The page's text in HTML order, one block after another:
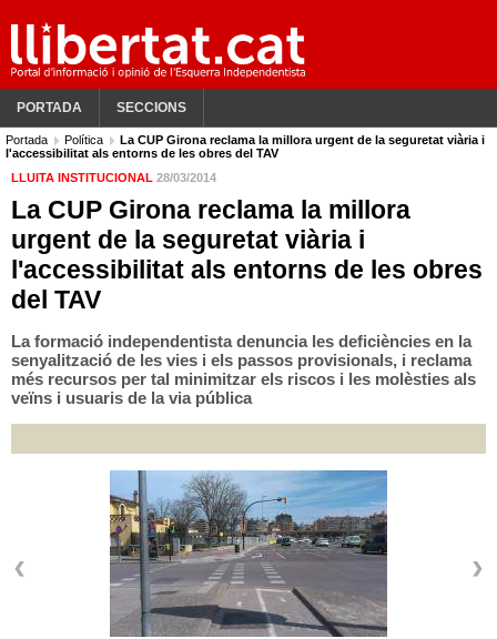
PORTADA SECCIONS
Portada Política
La CUP Girona reclama la millora urgent de la seguretat viària i
l'accessibilitat als entorns de les obres del TAV
LLUITA INSTITUCIONAL 28/03/2014
La CUP Girona reclama la millora
urgent de la seguretat viària i
l'accessibilitat als entorns de les obres
del TAV
La formació independentista denuncia les deficiències en la
senyalització de les vies i els passos provisionals, i reclama
més recursos per tal minimitzar els riscos i les molèsties als
veïns i usuaris de la via pública